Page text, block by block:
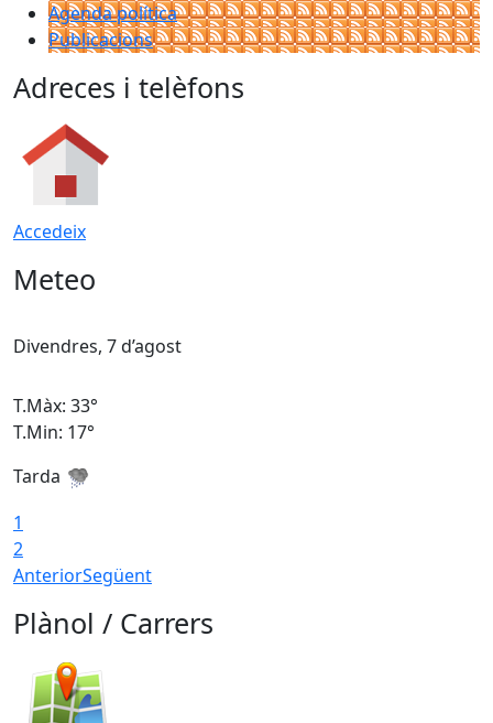
Agenda política
Publicacions
Adreces i telèfons
Accedeix
Meteo
Divendres, 7 d’agost
T.Màx: 33°
T.Min: 17°
Tarda
1
2
AnteriorSegüent
Plànol / Carrers